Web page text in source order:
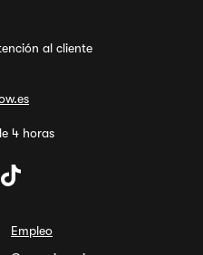
al cliente
4 horas
Empleo